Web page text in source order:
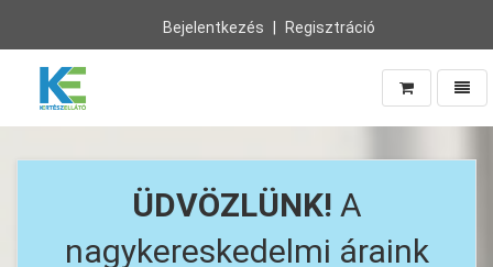
Bejelentkezés Regisztráció
Vissza
ÜDVÖZLÜNK! A
nagykereskedelmi áraink